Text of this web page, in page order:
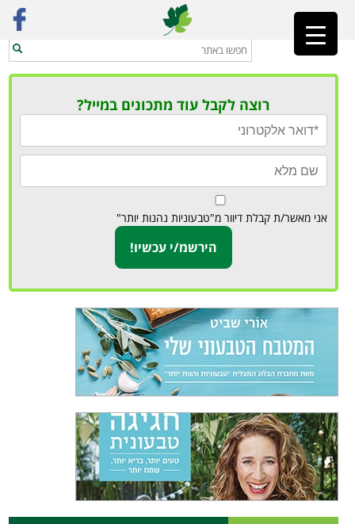
ראשי»מתכוני וידאו
רוצה לקבל עוד מתכונים במייל?
אני מאשר/ת קבלת דיוור מ"טבעוניות נהנות יותר"